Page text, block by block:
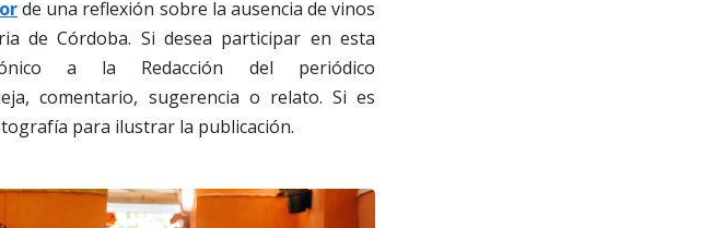
de una reflexión sobre la ausencia de vinos
de Córdoba. Si desea participar en esta
a la Redacción del periódico
comentario, sugerencia o relato. Si es
para ilustrar la publicación.